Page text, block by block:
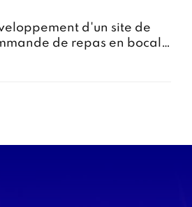
d'un site de
de repas en bocal -